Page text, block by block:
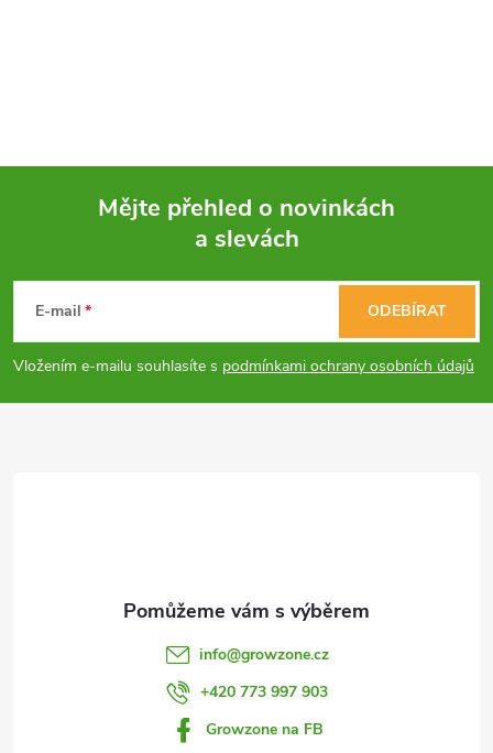
a
í
p
p
Mějte přehled o novinkách
a slevách
E-mail
Vložením e-mailu souhlasíte s podmínkami ochrany osobních údajů
ODEBÍRAT
info@growzone.cz
+420 773 997 903
Growzone na FB